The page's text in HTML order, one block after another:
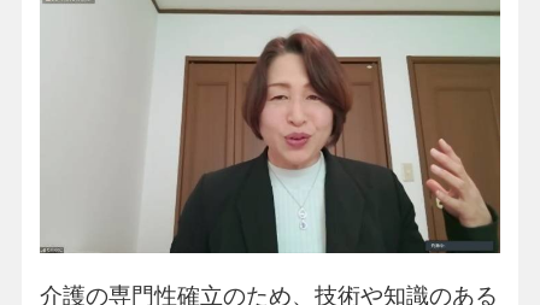
介護の専門性確立のため、技術や知識のある